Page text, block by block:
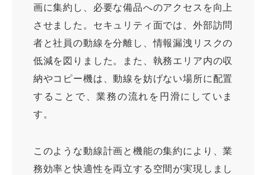
画に集約し、必要な備品へのアクセスを向上
させました。セキュリティ面では、外部訪問
者と社員の動線を分離し、情報漏洩リスクの
低減を図りました。また、執務エリア内の収
納やコピー機は、動線を妨げない場所に配置
することで、業務の流れを円滑にしていま
す。
このような動線計画と機能の集約により、業
務効率と快適性を両立する空間が実現しまし